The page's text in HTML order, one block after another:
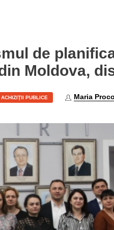
de
Moldova,
ACHIZIŢII PUBLICE Maria